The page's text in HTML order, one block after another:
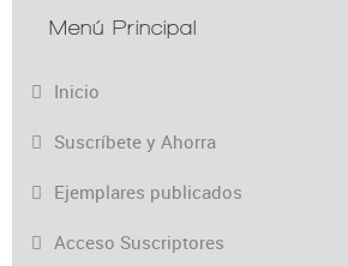
Menú Principal
Inicio
Suscríbete y Ahorra
Ejemplares publicados
Acceso Suscriptores